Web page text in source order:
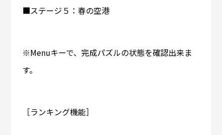
■ステージ５：春の空港
※Menuキーで、完成パズルの状態を確認出来ま
す。
［ランキング機能］